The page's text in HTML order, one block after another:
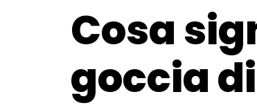
Cosa
goccia